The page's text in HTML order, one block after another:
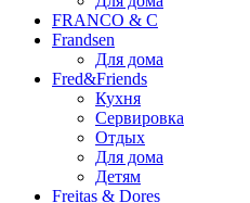
FRANCO & C
Frandsen
Для дома
Fred&Friends
Кухня
Сервировка
Отдых
Для дома
Детям
Freitas & Dores